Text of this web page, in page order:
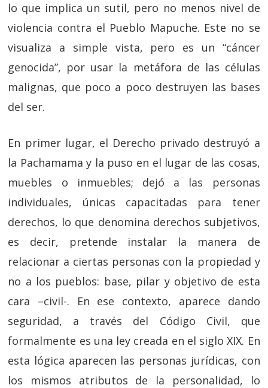
lo que implica un sutil, pero no menos nivel de
violencia contra el Pueblo Mapuche. Este no se
visualiza a simple vista, pero es un “cáncer
genocida”, por usar la metáfora de las células
malignas, que poco a poco destruyen las bases
del ser.
En primer lugar, el Derecho privado destruyó a
la Pachamama y la puso en el lugar de las cosas,
muebles o inmuebles; dejó a las personas
individuales, únicas capacitadas para tener
derechos, lo que denomina derechos subjetivos,
es decir, pretende instalar la manera de
relacionar a ciertas personas con la propiedad y
no a los pueblos: base, pilar y objetivo de esta
cara –civil-. En ese contexto, aparece dando
seguridad, a través del Código Civil, que
formalmente es una ley creada en el siglo XIX. En
esta lógica aparecen las personas jurídicas, con
los mismos atributos de la personalidad, lo